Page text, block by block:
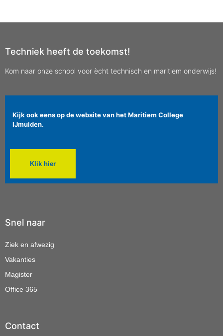
Techniek heeft de toekomst!
Kom naar onze school voor ècht technisch en maritiem onderwijs!
Kijk ook eens op de website van het Maritiem College
IJmuiden.
Klik hier
Snel naar
Ziek en afwezig
Vakanties
Magister
Office 365
Contact